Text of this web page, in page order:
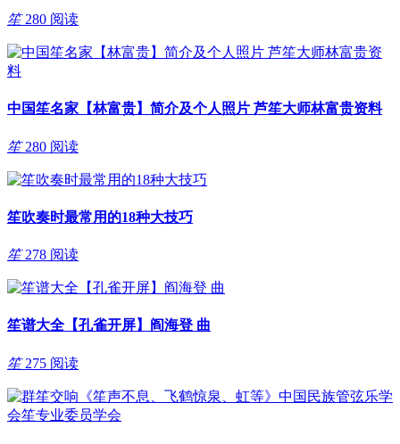
笙 280 阅读
中国笙名家【林富贵】简介及个人照片 芦笙大师林富贵资料
笙 280 阅读
笙吹奏时最常用的18种大技巧
笙 278 阅读
笙谱大全【孔雀开屏】阎海登 曲
笙 275 阅读